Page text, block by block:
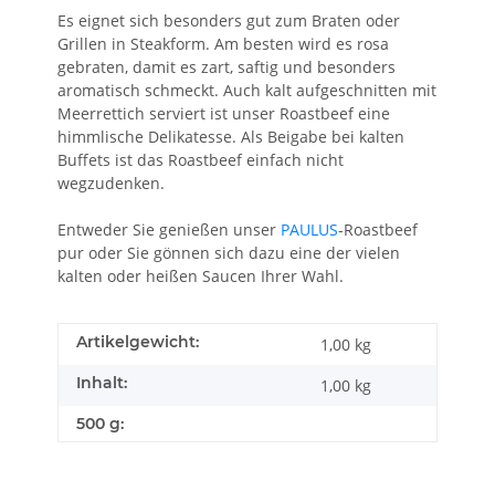
Es eignet sich besonders gut zum Braten oder
Grillen in Steakform. Am besten wird es rosa
gebraten, damit es zart, saftig und besonders
aromatisch schmeckt. Auch kalt aufgeschnitten mit
Meerrettich serviert ist unser Roastbeef eine
himmlische Delikatesse. Als Beigabe bei kalten
Buffets ist das Roastbeef einfach nicht
wegzudenken.
Entweder Sie genießen unser PAULUS-Roastbeef
pur oder Sie gönnen sich dazu eine der vielen
kalten oder heißen Saucen Ihrer Wahl.
Artikelgewicht: 1,00 kg
Inhalt: 1,00 kg
500 g: